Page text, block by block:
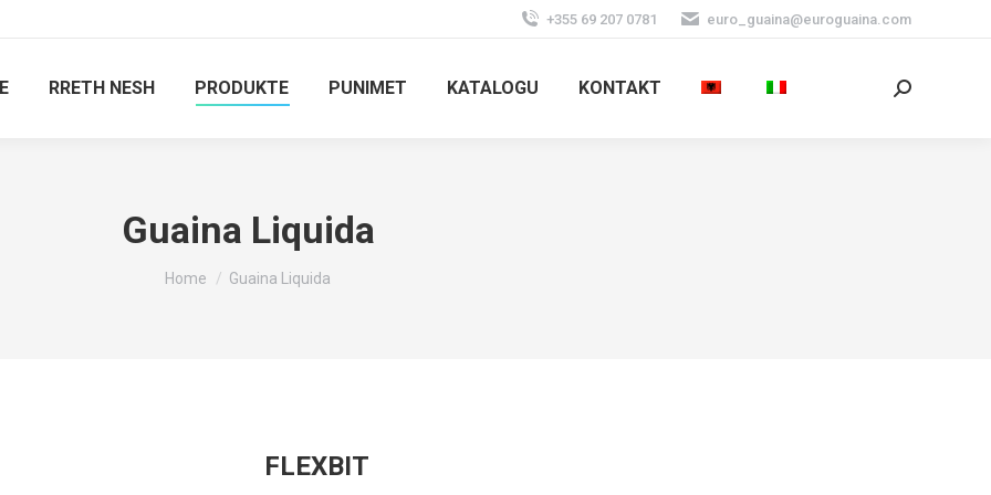
+355 69 207 0781 euro_guaina@euroguaina.com
RRETH NESH PRODUKTE PUNIMET KATALOGU KONTAKT Search:
Guaina Liquida
You are here:
Home Guaina Liquida
FLEXBIT